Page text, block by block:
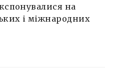
на
і міжнародних